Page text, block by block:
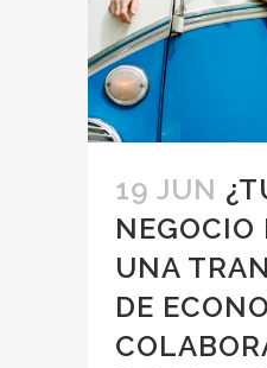
19 JUN
NEGOCIO
UNA
DE